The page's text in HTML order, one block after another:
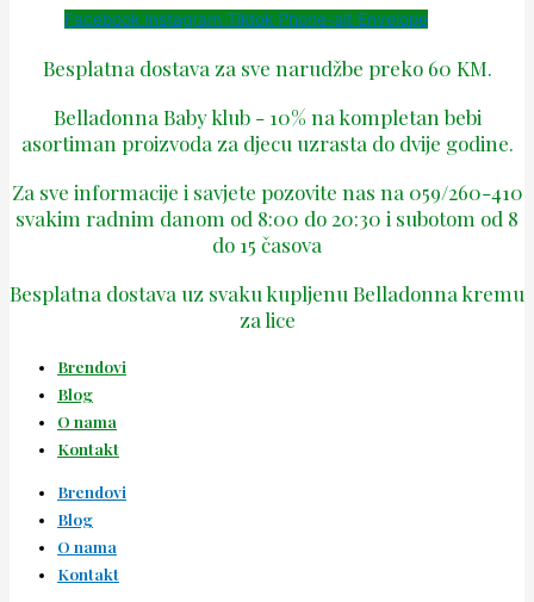
Facebook Instagram Tiktok Phone-alt Envelope
Besplatna dostava za sve narudžbe preko 60 KM.
Belladonna Baby klub - 10% na kompletan bebi
asortiman proizvoda za djecu uzrasta do dvije godine.
Za sve informacije i savjete pozovite nas na 059/260-410
svakim radnim danom od 8:00 do 20:30 i subotom od 8
do 15 časova
Besplatna dostava uz svaku kupljenu Belladonna kremu
za lice
Brendovi
Blog
O nama
Kontakt
Brendovi
Blog
O nama
Kontakt